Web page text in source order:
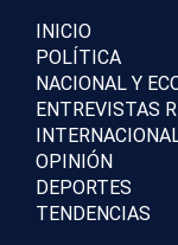
INICIO
POLÍTICA
NACIONAL Y
ENTREVISTAS
OPINIÓN
DEPORTES
TENDENCIAS